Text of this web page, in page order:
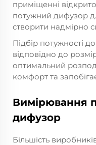
приміщенні
потужний дифузор
створити надмірно
Підбір потужності
відповідно до
оптимальний
комфорт та
Вимірювання
дифузор
Більшість